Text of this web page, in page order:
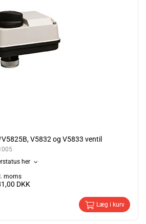
V5832 og V5833 ventil
her
moms
DKK
Læg i kurv